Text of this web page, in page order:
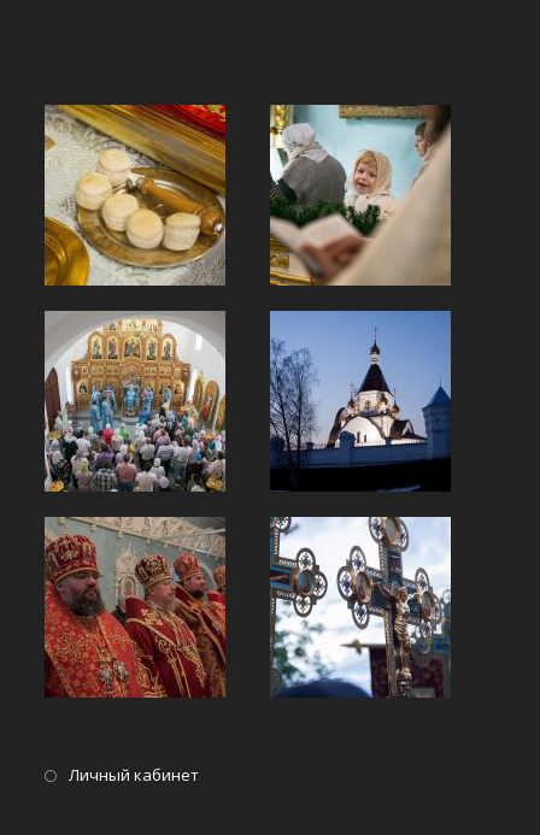
Личный кабинетOpens